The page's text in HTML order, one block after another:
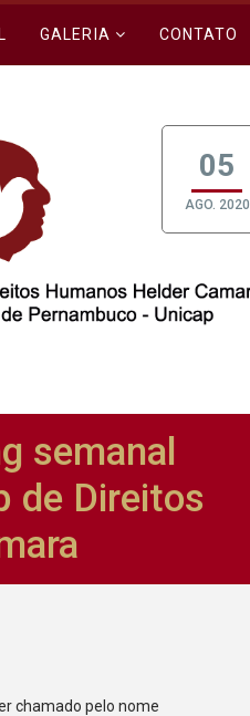
GALERIA CONTATO
05
AGO. 2020
semanal
de Direitos
chamado pelo nome